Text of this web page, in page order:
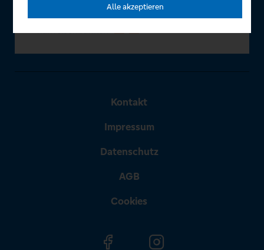
Kontakt
Impressum
Datenschutz
AGB
Cookies
Alle akzeptieren